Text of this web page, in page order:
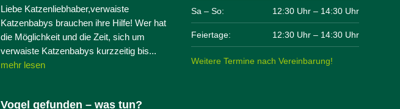
Liebe Katzenliebhaber,verwaiste
Katzenbabys brauchen ihre Hilfe! Wer hat
die Möglichkeit und die Zeit, sich um
verwaiste Katzenbabys kurzzeitig bis...
mehr lesen
Vogel gefunden – was tun?
Sa – So: 12:30 Uhr – 14:30 Uhr
Feiertage: 12:30 Uhr – 14:30 Uhr
Weitere Termine nach Vereinbarung!